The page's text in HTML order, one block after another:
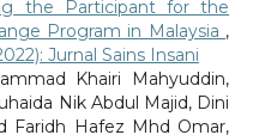
the Participant for the
Program in Malaysia ,
Jurnal Sains Insani
Khairi Mahyuddin,
Nik Abdul Majid, Dini
Faridh Hafez Mhd Omar,